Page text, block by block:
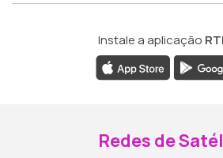
Instale a aplicação
Redes de